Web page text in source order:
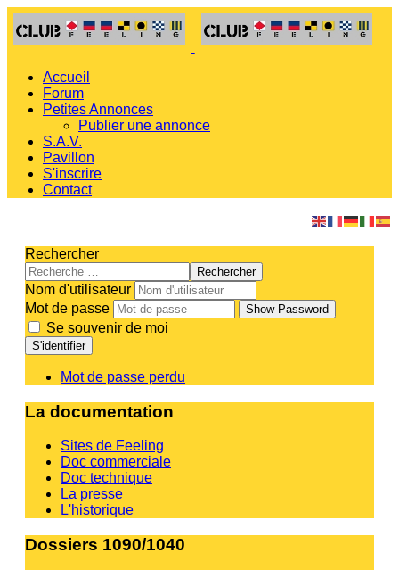
Accueil
Forum
Petites Annonces
Publier une annonce
S.A.V.
Pavillon
S'inscrire
Contact
Rechercher
Rechercher
Nom d'utilisateur
Mot de passe
Show Password
Se souvenir de moi
S'identifier
Mot de passe perdu
La documentation
Sites de Feeling
Doc commerciale
Doc technique
La presse
L'historique
Dossiers 1090/1040